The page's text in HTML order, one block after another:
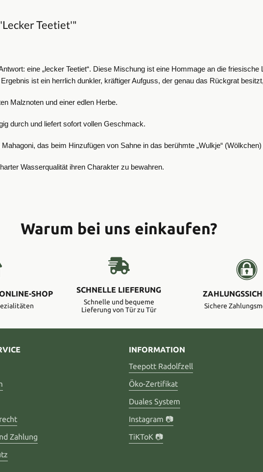
Teetiet'"
eine „lecker Teetiet“. Diese Mischung ist eine Hommage an die friesische
ist ein herrlich dunkler, kräftiger Aufguss, der genau das Rückgrat
Malznoten und einer edlen Herbe.
durch und liefert sofort vollen Geschmack.
das beim Hinzufügen von Sahne in das berühmte „Wulkje“
Wasserqualität ihren Charakter zu bewahren.
Warum bei uns einkaufen?
SHOP SCHNELLE LIEFERUNG
Schnelle und bequeme
Lieferung von Tür zu Tür
Sichere
Zahlung
INFORMATION
Teepott Radolfzell
Öko-Zertifikat
Duales System
Instagram 📷
TiKToK 📷